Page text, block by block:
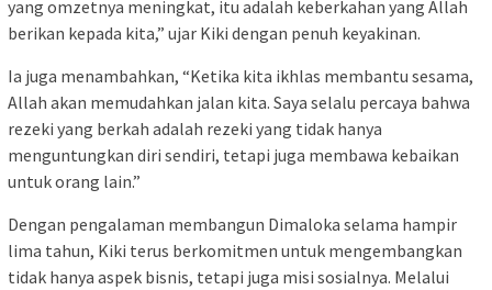
yang omzetnya meningkat, itu adalah keberkahan yang Allah
berikan kepada kita,” ujar Kiki dengan penuh keyakinan.
Ia juga menambahkan, “Ketika kita ikhlas membantu sesama,
Allah akan memudahkan jalan kita. Saya selalu percaya bahwa
rezeki yang berkah adalah rezeki yang tidak hanya
menguntungkan diri sendiri, tetapi juga membawa kebaikan
untuk orang lain.”
Dengan pengalaman membangun Dimaloka selama hampir
lima tahun, Kiki terus berkomitmen untuk mengembangkan
tidak hanya aspek bisnis, tetapi juga misi sosialnya. Melalui